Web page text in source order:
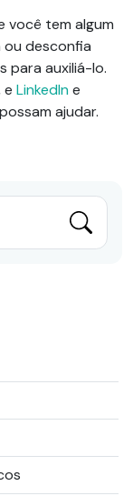
você tem algum
ou desconfia
para auxiliá-lo.
e LinkedIne
ajudar.